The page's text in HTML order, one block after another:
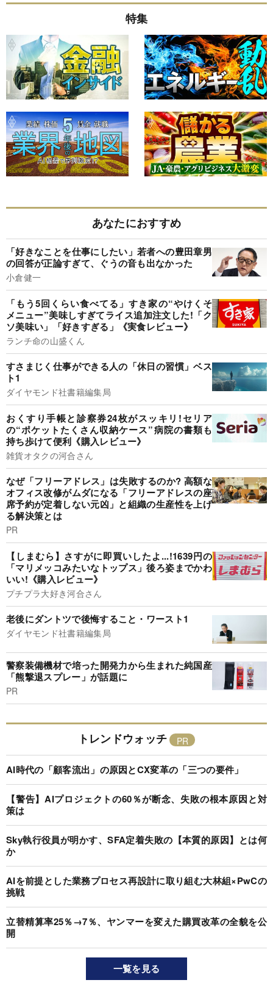
特集
あなたにおすすめ
「好きなことを仕事にしたい」若者への豊田章男
の回答が正論すぎて、ぐうの音も出なかった
小倉健一
「もう5回くらい食べてる」すき家の“やけくそ
メニュー”美味しすぎてライス追加注文した!「ク
ソ美味い」「好きすぎる」《実食レビュー》
ランチ命の山盛くん
すさまじく仕事ができる人の「休日の習慣」ベス
ト1
ダイヤモンド社書籍編集局
おくすり手帳と診察券24枚がスッキリ!セリア
の“ポケットたくさん収納ケース”病院の書類も
持ち歩けて便利《購入レビュー》
雑貨オタクの河合さん
なぜ「フリーアドレス」は失敗するのか? 高額な
オフィス改修がムダになる「フリーアドレスの座
席予約が定着しない元凶」と組織の生産性を上げ
る解決策とは
PR
【しまむら】さすがに即買いしたよ...!1639円の
「マリメッコみたいなトップス」後ろ姿までかわ
いい!《購入レビュー》
プチプラ大好き河合さん
老後にダントツで後悔すること・ワースト1
ダイヤモンド社書籍編集局
警察装備機材で培った開発力から生まれた純国産
「熊撃退スプレー」が話題に
PR
トレンドウォッチ
AI時代の「顧客流出」の原因とCX変革の「三つの要件」
【警告】AIプロジェクトの60％が断念、失敗の根本原因と対
策は
Sky執行役員が明かす、SFA定着失敗の【本質的原因】とは何
か
AIを前提とした業務プロセス再設計に取り組む大林組×PwCの
挑戦
立替精算率25％→7％、ヤンマーを変えた購買改革の全貌を公
開
一覧を見る